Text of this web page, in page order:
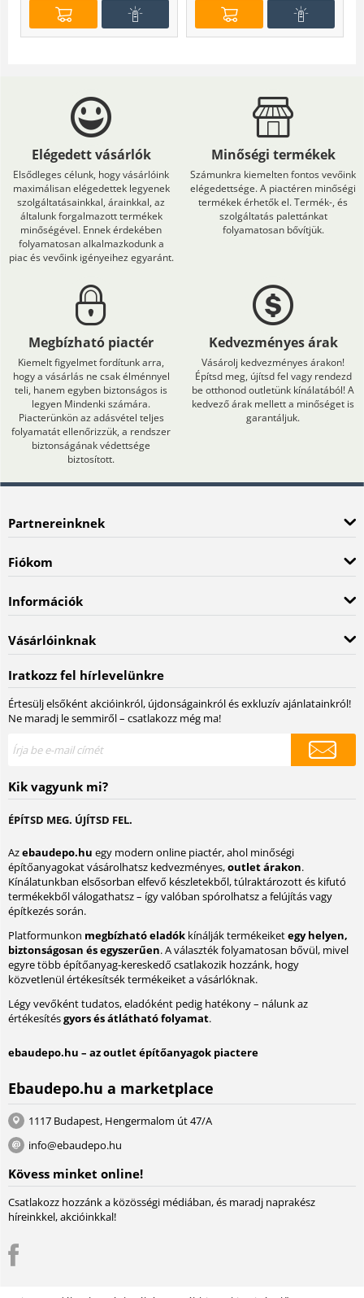
Elégedett vásárlók
Elsődleges célunk, hogy vásárlóink
maximálisan elégedettek legyenek
szolgáltatásainkkal, árainkkal, az
általunk forgalmazott termékek
minőségével. Ennek érdekében
folyamatosan alkalmazkodunk a
piac és vevőink igényeihez egyaránt.
Minőségi termékek
Számunkra kiemelten fontos vevőink
elégedettsége. A piactéren minőségi
termékek érhetők el. Termék-, és
szolgáltatás palettánkat
folyamatosan bővítjük.
Megbízható piactér
Kiemelt figyelmet fordítunk arra,
hogy a vásárlás ne csak élménnyel
teli, hanem egyben biztonságos is
legyen Mindenki számára.
Piacterünkön az adásvétel teljes
folyamatát ellenőrizzük, a rendszer
biztonságának védettsége
biztosított.
Kedvezményes árak
Vásárolj kedvezményes árakon!
Építsd meg, újítsd fel vagy rendezd
be otthonod outletünk kínálatából! A
kedvező árak mellett a minőséget is
garantáljuk.
Partnereinknek
Fiókom
Információk
Vásárlóinknak
Iratkozz fel hírlevelünkre
Értesülj elsőként akcióinkról, újdonságainkról és exkluzív ajánlatainkról!
Ne maradj le semmiről – csatlakozz még ma!
Kik vagyunk mi?
ÉPÍTSD MEG. ÚJÍTSD FEL.
Azebaudepo.hu egy modern online piactér, ahol minőségi
építőanyagokat vásárolhatsz kedvezményes,outlet árakon.
Kínálatunkban elsősorban elfevő készletekből, túlraktározott és kifutó
termékekből válogathatsz – így valóban spórolhatsz a felújítás vagy
építkezés során.
Platformunkon megbízható eladók kínálják termékeiketegy helyen,
biztonságosan és egyszerűen. A választék folyamatosan bővül, mivel
egyre több építőanyag-kereskedő csatlakozik hozzánk, hogy
közvetlenül értékesítsék termékeiket a vásárlóknak.
Légy vevőként tudatos, eladóként pedig hatékony – nálunk az
értékesítésgyors és átlátható folyamat.
ebaudepo.hu – az outlet építőanyagok piactere
Ebaudepo.hu a marketplace
1117 Budapest, Hengermalom út 47/A
info@ebaudepo.hu
Kövess minket online!
Csatlakozz hozzánk a közösségi médiában, és maradj naprakész
híreinkkel, akcióinkkal!